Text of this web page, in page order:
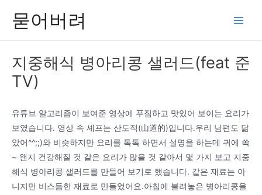
묻어버려
지중해식 병아리콩 샐러드(feat 준
TV)
유튜브 알고리즘이 보여준 영상에 푸짐하고 맛있어 보이는 요리가
보였습니다. 영상 속 셰프는 산도적(山道的)입니다.우리 남편도 닮
았어^^;;)와 비슷하지만 요리를 톡톡 하면서 설명을 하는데 귀에 쏙
~ 왠지 건강해질 것 같은 요리가 많을 것 같아서 몇 가지 보고 지중
해식 병아리콩 샐러드를 만들어 보기로 했습니다. 같은 재료는 아
니지만 비스듬한 재료로 만들었어요.아침에 불려놓은 병아리콩을